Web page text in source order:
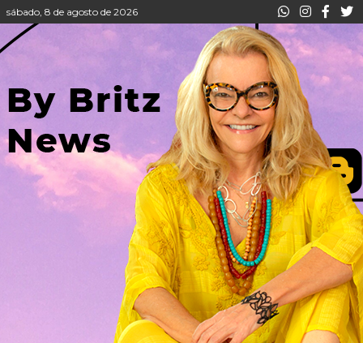
sábado, 8 de agosto de 2026